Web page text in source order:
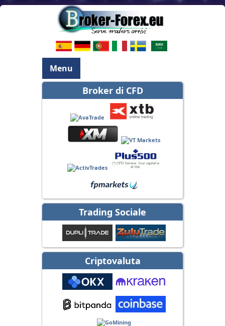
Menu
Broker di CFD
Trading Sociale
Criptovaluta